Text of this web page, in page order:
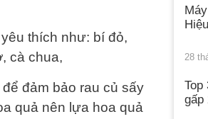
thích như: bí đỏ,
cà chua,
đảm bảo rau củ sấy
quả nên lựa hoa quả
28
Top
gấp